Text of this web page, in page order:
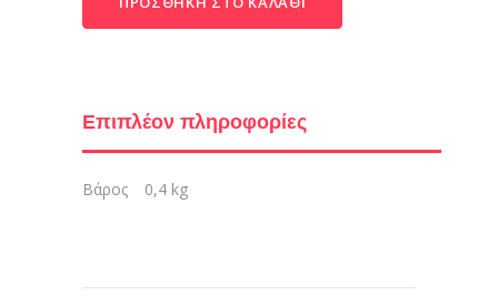
Επιπλέον πληροφορίες
Βάρος 0,4 kg